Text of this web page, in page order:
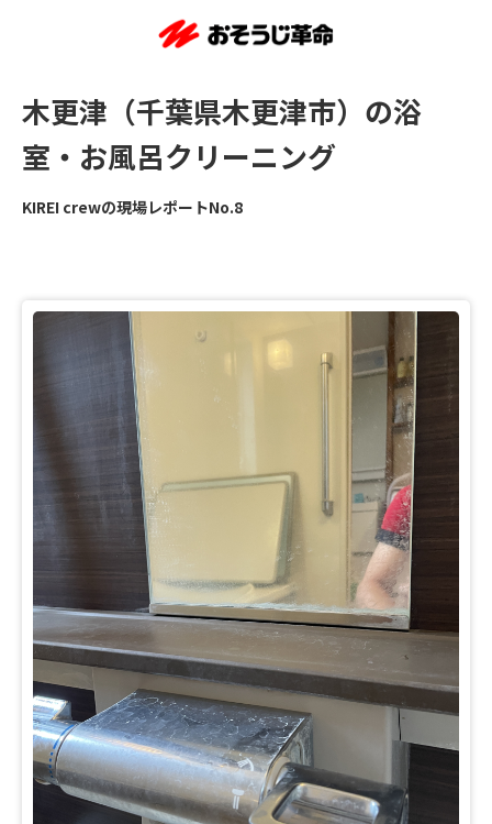
木更津（千葉県木更津市）の浴
室・お風呂クリーニング
KIREI crewの現場レポートNo.8